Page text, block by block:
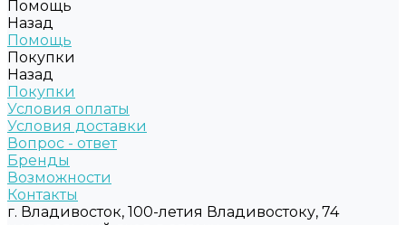
Помощь
Назад
Помощь
Покупки
Назад
Покупки
Условия оплаты
Условия доставки
Вопрос - ответ
Бренды
Возможности
Контакты
г. Владивосток, 100-летия Владивостоку, 74